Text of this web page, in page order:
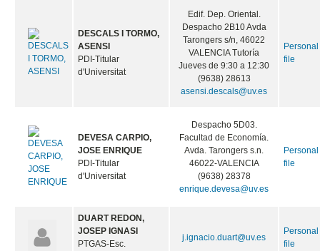
DESCALS I TORMO,
ASENSI
PDI-Titular
d'Universitat
Edif. Dep. Oriental.
Despacho 2B10 Avda
Tarongers s/n, 46022
VALENCIA Tutoría
Jueves de 9:30 a 12:30
(9638) 28613
asensi.descals@uv.es
Personal
file
DEVESA CARPIO,
JOSE ENRIQUE
PDI-Titular
d'Universitat
Despacho 5D03.
Facultad de Economía.
Avda. Tarongers s.n.
46022-VALENCIA
(9638) 28378
enrique.devesa@uv.es
Personal
file
DUART REDON,
JOSEP IGNASI
PTGAS-Esc.
j.ignacio.duart@uv.es
Personal
file